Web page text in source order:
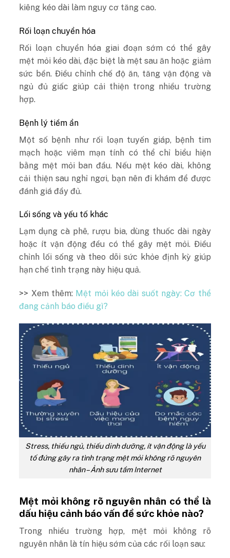
kiêng kéo dài làm nguy cơ tăng cao.
Rối loạn chuyển hóa
Rối loạn chuyển hóa giai đoạn sớm có thể gây
mệt mỏi kéo dài, đặc biệt là mệt sau ăn hoặc giảm
sức bền. Điều chỉnh chế độ ăn, tăng vận động và
ngủ đủ giấc giúp cải thiện trong nhiều trường
hợp.
Bệnh lý tiềm ẩn
Một số bệnh như rối loạn tuyến giáp, bệnh tim
mạch hoặc viêm mạn tính có thể chỉ biểu hiện
bằng mệt mỏi ban đầu. Nếu mệt kéo dài, không
cải thiện sau nghỉ ngơi, bạn nên đi khám để được
đánh giá đầy đủ.
Lối sống và yếu tố khác
Lạm dụng cà phê, rượu bia, dùng thuốc dài ngày
hoặc ít vận động đều có thể gây mệt mỏi. Điều
chỉnh lối sống và theo dõi sức khỏe định kỳ giúp
hạn chế tình trạng này hiệu quả.
>> Xem thêm: Mệt mỏi kéo dài suốt ngày: Cơ thể
đang cảnh báo điều gì?
Stress, thiếu ngủ, thiếu dinh dưỡng, ít vận động là yếu
tố đứng gây ra tình trạng mệt mỏi không rõ nguyên
nhân – Ảnh sưu tầm Internet
Mệt mỏi không rõ nguyên nhân có thể là
dấu hiệu cảnh báo vấn đề sức khỏe nào?
Trong nhiều trường hợp, mệt mỏi không rõ
nguyên nhân là tín hiệu sớm của các rối loạn sau: